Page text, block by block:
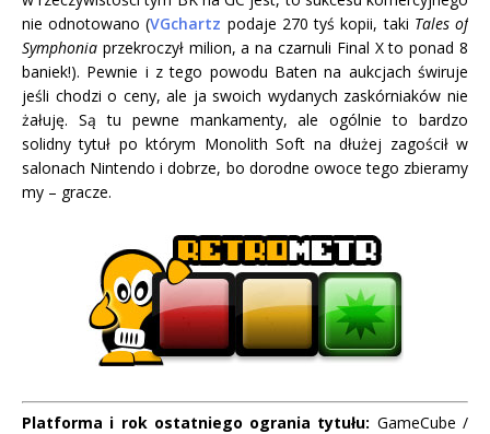
nie odnotowano (VGchartz podaje 270 tyś kopii, taki Tales of
Symphonia przekroczył milion, a na czarnuli Final X to ponad 8
baniek!). Pewnie i z tego powodu Baten na aukcjach świruje
jeśli chodzi o ceny, ale ja swoich wydanych zaskórniaków nie
żałuję. Są tu pewne mankamenty, ale ogólnie to bardzo
solidny tytuł po którym Monolith Soft na dłużej zagościł w
salonach Nintendo i dobrze, bo dorodne owoce tego zbieramy
my – gracze.
Platforma i rok ostatniego ogrania tytułu: GameCube /